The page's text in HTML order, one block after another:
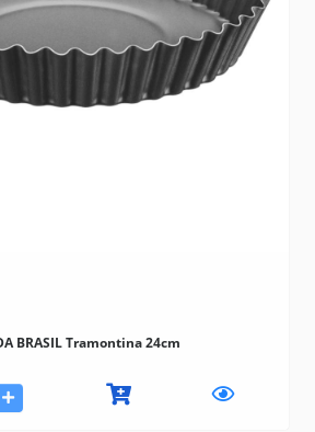
BRASIL Tramontina 24cm